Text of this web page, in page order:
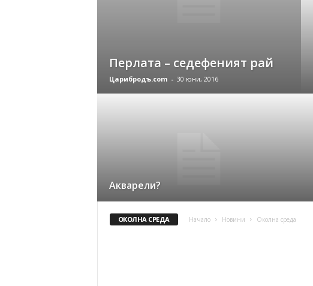
Перлата – седефеният рай
Царибродъ.com - 30 юни, 2016
Акварели?
ОКОЛНА СРЕДА Начало Новини Околна среда